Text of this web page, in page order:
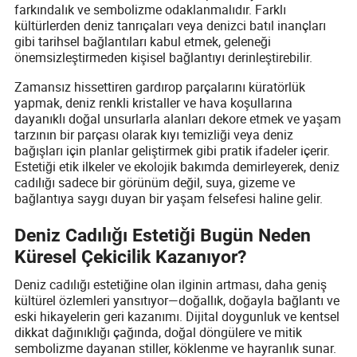
farkındalık ve sembolizme odaklanmalıdır. Farklı
kültürlerden deniz tanrıçaları veya denizci batıl inançları
gibi tarihsel bağlantıları kabul etmek, geleneği
önemsizleştirmeden kişisel bağlantıyı derinleştirebilir.
Zamansız hissettiren gardırop parçalarını küratörlük
yapmak, deniz renkli kristaller ve hava koşullarına
dayanıklı doğal unsurlarla alanları dekore etmek ve yaşam
tarzının bir parçası olarak kıyı temizliği veya deniz
bağışları için planlar geliştirmek gibi pratik ifadeler içerir.
Estetiği etik ilkeler ve ekolojik bakımda demirleyerek, deniz
cadılığı sadece bir görünüm değil, suya, gizeme ve
bağlantıya saygı duyan bir yaşam felsefesi haline gelir.
Deniz Cadılığı Estetiği Bugün Neden
Küresel Çekicilik Kazanıyor?
Deniz cadılığı estetiğine olan ilginin artması, daha geniş
kültürel özlemleri yansıtıyor—doğallık, doğayla bağlantı ve
eski hikayelerin geri kazanımı. Dijital doygunluk ve kentsel
dikkat dağınıklığı çağında, doğal döngülere ve mitik
sembolizme dayanan stiller, köklenme ve hayranlık sunar.